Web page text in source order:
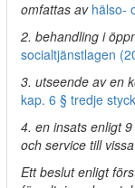
omfattas av hälso-
2. behandling i
socialtjänstlagen
3. utseende av en
kap. 6 § tredje
4. en insats enligt
och service till
Ett beslut enligt